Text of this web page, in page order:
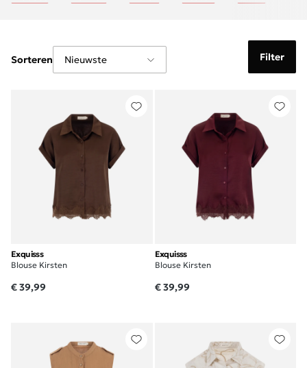
Filter
Sorteren
Exquisss
Blouse Kirsten
€ 39,99
Exquisss
Blouse Kirsten
€ 39,99